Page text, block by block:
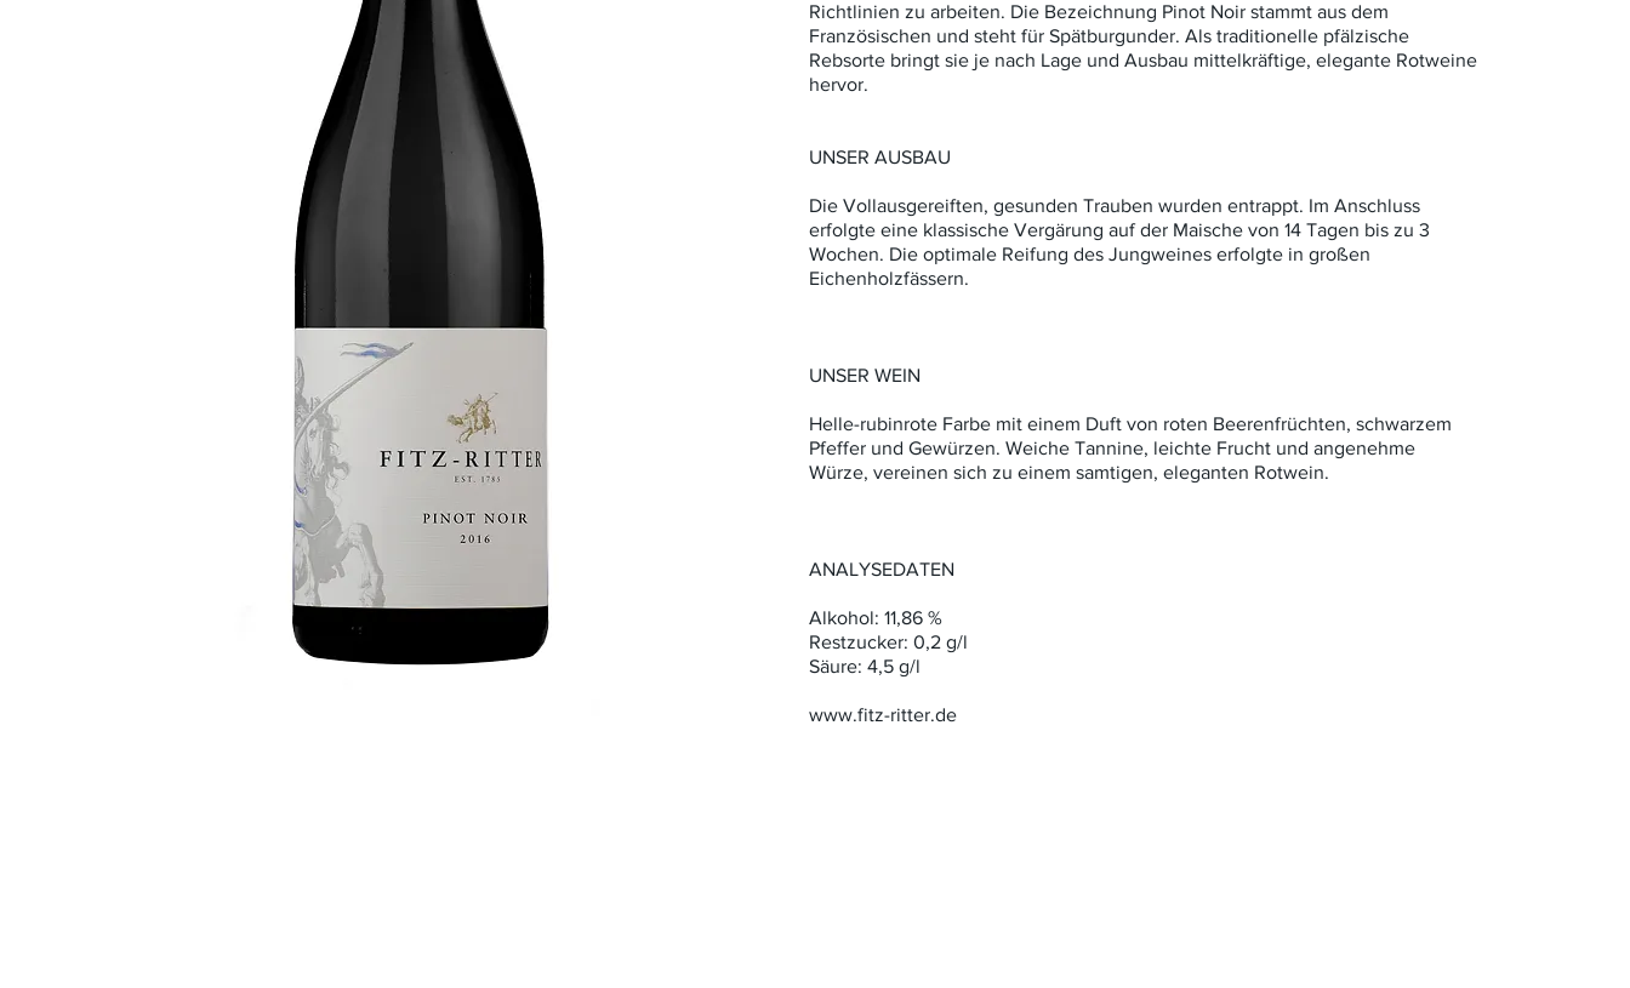
Richtlinien zu arbeiten. Die Bezeichnung Pinot Noir stammt aus dem
Französischen und steht für Spätburgunder. Als traditionelle pfälzische
Rebsorte bringt sie je nach Lage und Ausbau mittelkräftige, elegante Rotweine
hervor.
UNSER AUSBAU
Die Vollausgereiften, gesunden Trauben wurden entrappt. Im Anschluss
erfolgte eine klassische Vergärung auf der Maische von 14 Tagen bis zu 3
Wochen. Die optimale Reifung des Jungweines erfolgte in großen
Eichenholzfässern.
UNSER WEIN
Helle-rubinrote Farbe mit einem Duft von roten Beerenfrüchten, schwarzem
Pfeffer und Gewürzen. Weiche Tannine, leichte Frucht und angenehme
Würze, vereinen sich zu einem samtigen, eleganten Rotwein.
ANALYSEDATEN
Alkohol: 11,86 %
Restzucker: 0,2 g/l
Säure: 4,5 g/l
www.fitz-ritter.de